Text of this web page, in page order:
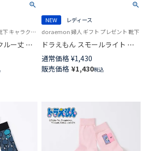
doraemon 婦人 ギフト 靴下 キャラクター
ルー丈 カ
ィース
NEW
レディース
doraemon 婦人 ギフト プレゼント 靴下
ドラえもん スモールライト シ
アー クルー丈 カジュアル ソッ
クス レディース 日本製
03297125
通常価格 ¥1,430
販売価格 ¥1,430税込